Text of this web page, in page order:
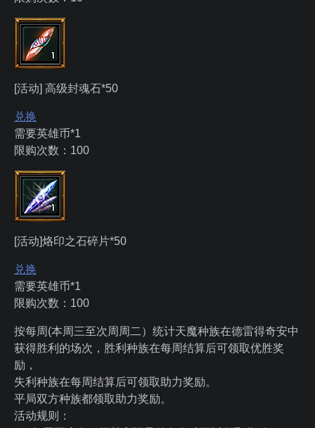
[活动] 高级封魂石*50
兑换
需要英雄币*1
限购次数：100
[活动]烙印之石碎片*50
兑换
需要英雄币*1
限购次数：100
按每周(本周三至次周周二）统计天魔种族在德雷得奇安中
获得胜利的场次，胜利种族在每周结算后可领取优胜奖
励，
失利种族在每周结算后可领取助力奖励。
平局双方种族都领取助力奖励。
活动规则：